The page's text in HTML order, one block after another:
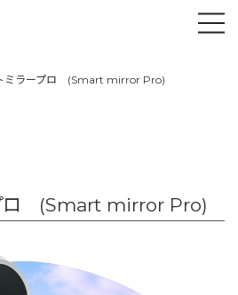
ミラープロ (Smart mirror Pro)
ロ (Smart mirror Pro)